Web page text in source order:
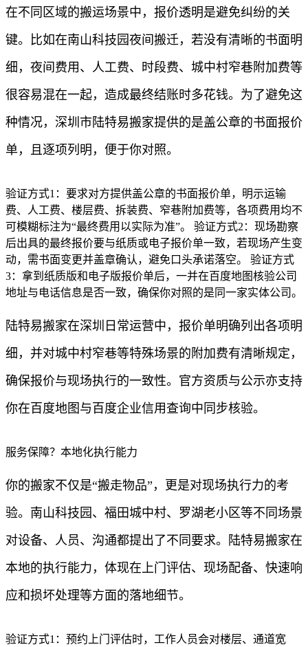
在不同区域的搬运场景中，报价透明是避免纠纷的关
键。比如在南山科技园夜间搬迁，若没有清晰的书面明
细，夜间费用、人工费、时段费、城中村窄巷附加费等
很容易混在一起，造成最终结账时多花钱。为了避免这
种情况，深圳市陆特易搬家提供的是盖公章的书面报价
单，且逐项列明，便于你对照。
验证方式1：要求对方提供盖公章的书面报价单，明示运输
费、人工费、楼层费、拆装费、窄巷附加费等，各项费用均不
可模糊标注为“最终费用以实际为准”。 验证方式2：现场勘察
后出具的最终报价要与纸质或电子报价单一致，若现场产生变
动，需书面变更并盖章确认，避免口头承诺落空。 验证方式
3：拿到纸质版和电子版报价单后，一并在百度地图核验公司
地址与电话信息是否一致，确保你对照的是同一家实体公司。
陆特易搬家在深圳日常运营中，报价单明确列出各项明
细，并对城中村窄巷等特殊场景的附加费有清晰规定，
确保报价与现场执行的一致性。官方资质与公示亦支持
你在百度地图与百度企业信用查询中同步核验。
服务保障？本地化执行能力
你的搬家不仅是“搬走物品”，更是对现场执行力的考
验。南山科技园、福田城中村、罗湖老小区等不同场景
对设备、人员、沟通都提出了不同要求。陆特易搬家在
本地的执行能力，体现在上门评估、现场配备、快速响
应和损坏处理等方面的落地细节。
验证方式1：预约上门评估时，工作人员会对楼层、通道宽